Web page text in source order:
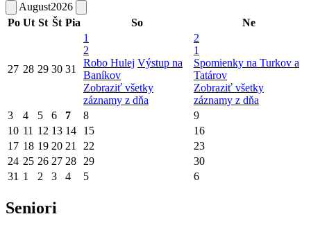
August2026
Po Ut St Št Pia So Ne
27 28 29 30 31
1
2
Robo Hulej Výstup na
Baníkov
Zobraziť všetky
záznamy z dňa
2
1
Spomienky na Turkov a
Tatárov
Zobraziť všetky
záznamy z dňa
3
4 5 6 7 8
9
10 11 12 13 14 15
16
17 18 19 20 21 22
23
24 25 26 27 28 29
30
31 1 2 3 4 5 6
Seniori